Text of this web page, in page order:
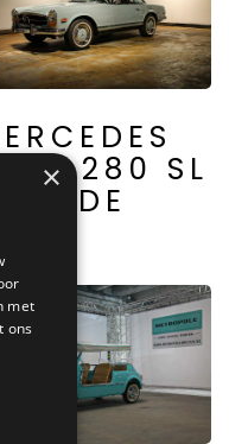
280 SL
×
met
ons